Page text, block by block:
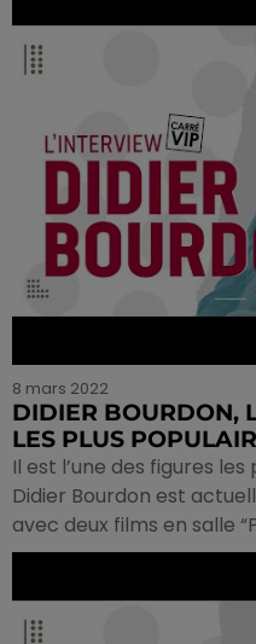
8 mars 2022
DIDIER BOURDON,
LES PLUS
Il est l’une des figures
Didier Bourdon est
avec deux films en salle